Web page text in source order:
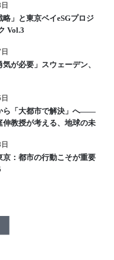
略」と東京ベイeSGプロジ
Vol.3
気が必要」スウェーデン、
ら「大都市で解決」へ――
伸教授が考える、地球の未
京：都市の行動こそが重要